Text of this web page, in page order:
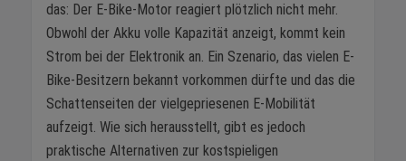
das: Der E-Bike-Motor reagiert plötzlich nicht mehr.
Obwohl der Akku volle Kapazität anzeigt, kommt kein
Strom bei der Elektronik an. Ein Szenario, das vielen E-
Bike-Besitzern bekannt vorkommen dürfte und das die
Schattenseiten der vielgepriesenen E-Mobilität
aufzeigt. Wie sich herausstellt, gibt es jedoch
praktische Alternativen zur kostspieligen